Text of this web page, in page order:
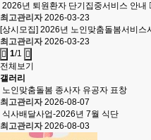
2026년 퇴원환자 단기집중서비스 안내
최고관리자 2026-03-23
[상시모집] 2026년 노인맞춤돌봄서비
최고관리자 2026-03-23
1/1
전체보기
갤러리
노인맞춤돌봄 종사자 유공자 표창
최고관리자 2026-08-07
식사배달사업-2026년 7월 식단
최고관리자 2026-08-03